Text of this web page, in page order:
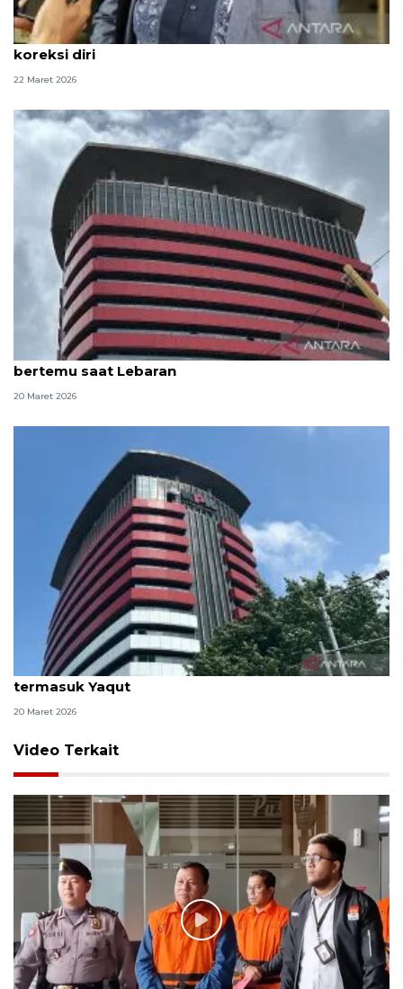
Alihkan penahanan Yaqut, MAKI ingatkan KPK
koreksi diri
22 Maret 2026
KPK beri kesempatan keluarga 81 tahanan untuk
bertemu saat Lebaran
20 Maret 2026
KPK fasilitasi 67 tahanan untuk salat Idul Fitri,
termasuk Yaqut
20 Maret 2026
Video Terkait